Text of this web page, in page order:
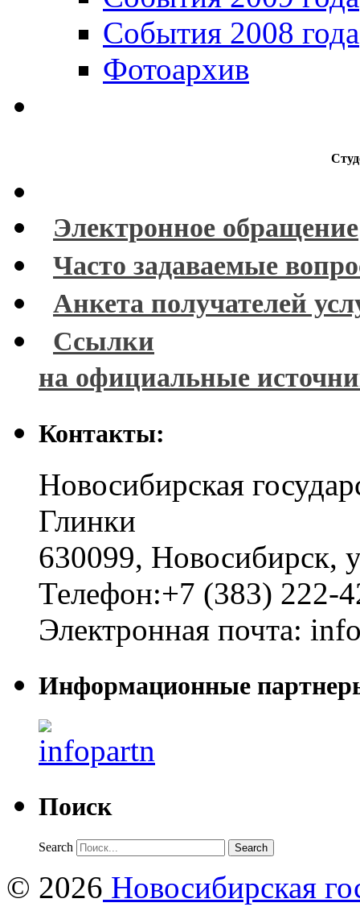
События 2008 года
Фотоархив
Электронное обращение
Часто задаваемые
Анкета получателей
Ссылки
на официальные
Контакты:
Новосибирская
Глинки
630099, Новосибирск,
Телефон:+7 (383) 222-
Электронная почта:
Информационные
Поиск
Search
© 2026 Новосибирская